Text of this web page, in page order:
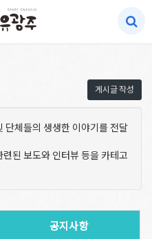
게시글 작성
단체들의 생생한 이야기를 전달
된 보도와 인터뷰 등을 카테고
공지사항